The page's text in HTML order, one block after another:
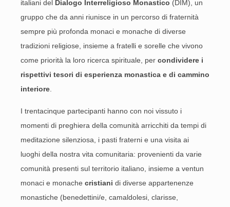
italiani del Dialogo Interreligioso Monastico (DIM), un
gruppo che da anni riunisce in un percorso di fraternità
sempre più profonda monaci e monache di diverse
tradizioni religiose, insieme a fratelli e sorelle che vivono
come priorità la loro ricerca spirituale, per condividere i
rispettivi tesori di esperienza monastica e di cammino
interiore
I trentacinque partecipanti hanno con noi vissuto i
momenti di preghiera della comunità arricchiti da tempi di
meditazione silenziosa, i pasti fraterni e una visita ai
luoghi della nostra vita comunitaria: provenienti da varie
comunità presenti sul territorio italiano, insieme a ventun
monaci e monache cristiani di diverse appartenenze
monastiche (benedettini/e, camaldolesi, clarisse,